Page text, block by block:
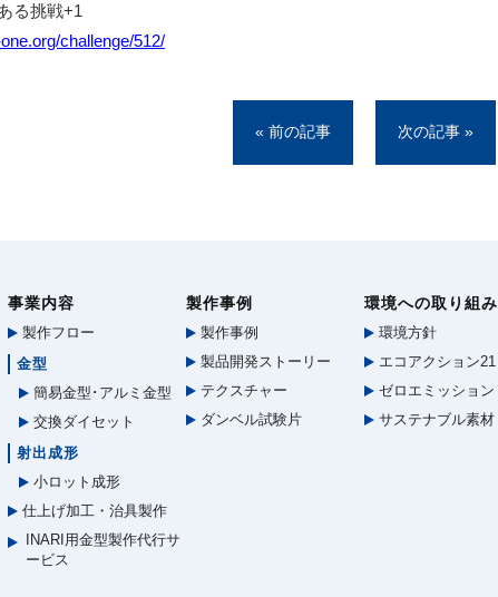
る挑戦+1
challenge/512/
« 前の記事 次の記事 »
事業内容
製作フロー
金型
簡易金型･アルミ金型
交換ダイセット
射出成形
小ロット成形
仕上げ加工・治具製作
INARI用金型製作代行サ
ービス
製作事例
製作事例
製品開発ストーリー
テクスチャー
ダンベル試験片
環境への取り組み
環境方針
エコアクション21
ゼロエミッション
サステナブル素材